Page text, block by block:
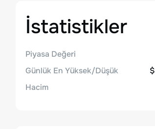
İstatistikler
Piyasa Değeri
Günlük En Yüksek/Düşük
Hacim